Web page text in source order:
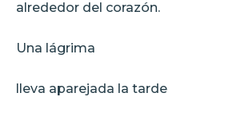
alrededor del corazón.
Una lágrima
lleva aparejada la tarde